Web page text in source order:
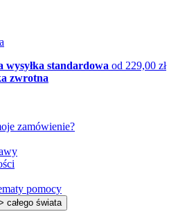
wysyłka standardowa od 229,00 zł
zwrotna
zamówienie?
pomocy